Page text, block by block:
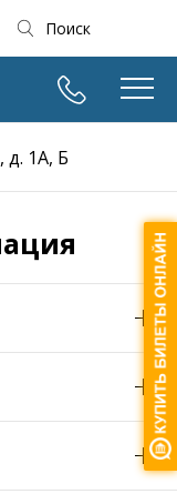
Поиск
д. 1А, Б